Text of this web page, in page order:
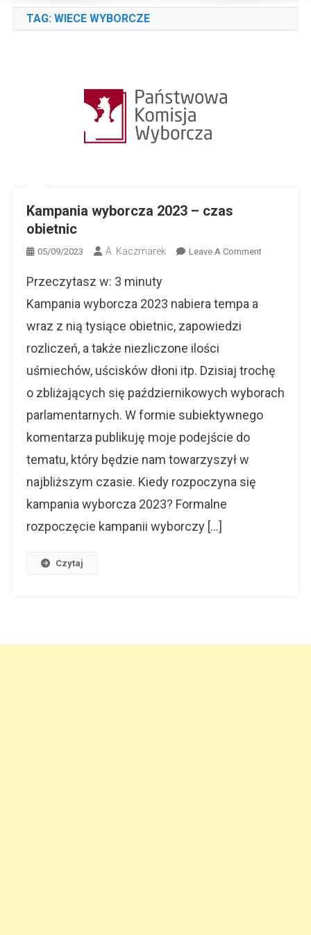
TAG: WIECE WYBORCZE
Kampania wyborcza 2023 – czas
obietnic
05/09/2023 A. Kaczmarek Leave A CommentOn
Przeczytasz w: 3 minuty
Kampania wyborcza 2023 nabiera tempa a
wraz z nią tysiące obietnic, zapowiedzi
rozliczeń, a także niezliczone ilości
uśmiechów, uścisków dłoni itp. Dzisiaj trochę
o zbliżających się październikowych wyborach
parlamentarnych. W formie subiektywnego
komentarza publikuję moje podejście do
tematu, który będzie nam towarzyszył w
najbliższym czasie. Kiedy rozpoczyna się
kampania wyborcza 2023? Formalne
rozpoczęcie kampanii wyborczy […]
Czytaj